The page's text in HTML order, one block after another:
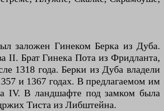
заложен Гинеком Берка из Дуба.
II. Брат Гинека Пота из Фридланта,
1318 года. Берки из Дуба владели
и 1367 годах. В предлагаемом им
IV. В ландшафте под замком была
Тиста из Либштейна.